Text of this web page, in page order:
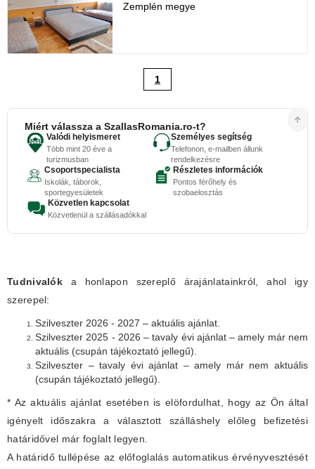
Zemplén megye
1
Miért válassza a SzallasRomania.ro-t?
Valódi helyismeret
Több mint 20 éve a
turizmusban
Személyes segítség
Telefonon, e-mailben állunk
rendelkezésre
Csoportspecialista
Iskolák, táborok,
sportegyesületek
Részletes információk
Pontos férőhely és
szobaelosztás
Közvetlen kapcsolat
Közvetlenül a szállásadókkal
Tudnivalók a honlapon szereplő árajánlatainkról, ahol igy
szerepel:
Szilveszter 2026 - 2027 – aktuális ajánlat.
Szilveszter 2025 - 2026 – tavaly évi ajánlat – amely már nem
aktuális (csupán tájékoztató jellegű).
Szilveszter – tavaly évi ajánlat – amely már nem aktuális
(csupán tájékoztató jellegű).
* Az aktuális ajánlat esetében is elöfordulhat, hogy az Ön által
igényelt időszakra a választott szálláshely előleg befizetési
határidővel már foglalt legyen.
A határidő tullépése az előfoglalás automatikus érvényvesztését